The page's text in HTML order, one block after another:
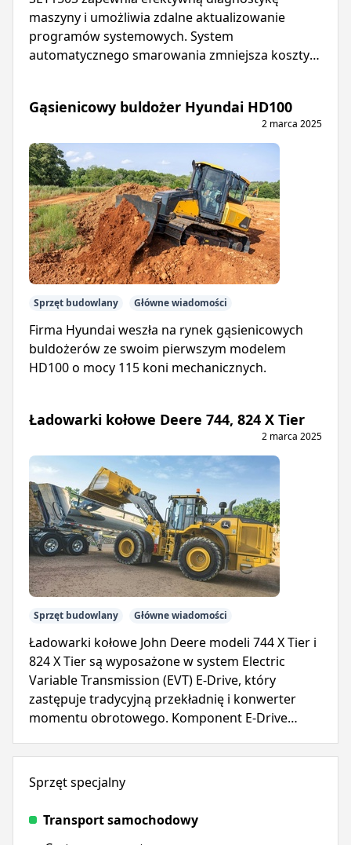
maszyny i umożliwia zdalne aktualizowanie
programów systemowych. System
automatycznego smarowania zmniejsza koszty
Gąsienicowy buldożer Hyundai HD100
2 marca 2025
Sprzęt budowlany Główne wiadomości
Firma Hyundai weszła na rynek gąsienicowych
buldożerów ze swoim pierwszym modelem
HD100 o mocy 115 koni mechanicznych.
Ładowarki kołowe Deere 744, 824 X Tier
2 marca 2025
Sprzęt budowlany Główne wiadomości
Ładowarki kołowe John Deere modeli 744 X Tier i
824 X Tier są wyposażone w system Electric
Variable Transmission (EVT) E-Drive, który
zastępuje tradycyjną przekładnię i konwerter
momentu obrotowego. Komponent E-Drive
eksploatację i zmniejszając złożoność.
Sprzęt specjalny
Transport samochodowy